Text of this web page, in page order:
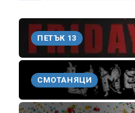
ПЕТЪК 13
СМОТАНЯЦИ